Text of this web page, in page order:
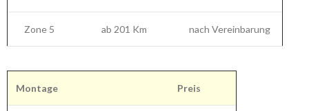
Zone 5 ab 201 Km nach Vereinbarung
Montage Preis